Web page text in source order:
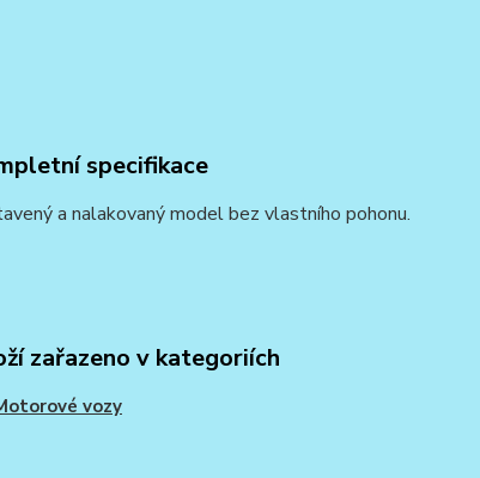
specifikace
a nalakovaný model bez vlastního pohonu.
zařazeno v kategoriích
vozy